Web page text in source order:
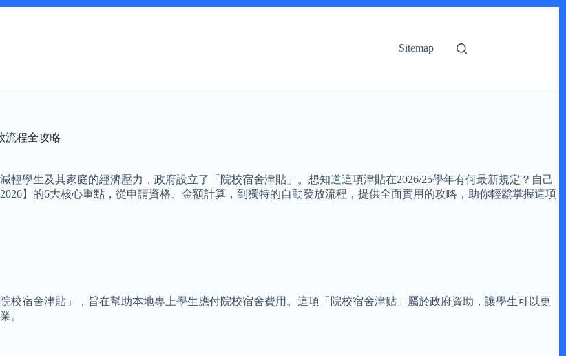
Sitemap
流程全攻略
學生及其家庭的經濟壓力，政府設立了「院校宿舍津貼」。想知道這項津貼在2026/25學年有何最新規定？自己
】的6大核心重點，從申請資格、金額計算，到獨特的自動發放流程，提供全面實用的攻略，助你輕鬆掌握這項
校宿舍津貼」，旨在幫助本地專上學生應付院校宿舍費用。這項「院校宿舍津贴」屬於政府資助，讓學生可以更
。